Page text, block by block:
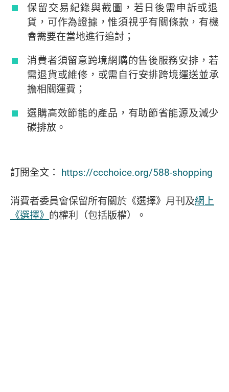
保留交易紀錄與截圖，若日後需申訴或退
貨，可作為證據，惟須視乎有關條款，有機
會需要在當地進行追討；
消費者須留意跨境網購的售後服務安排，若
需退貨或維修，或需自行安排跨境運送並承
擔相關運費；
選購高效節能的產品，有助節省能源及減少
碳排放。
訂閱全文： https://ccchoice.org/588-shopping
消費者委員會保留所有關於《選擇》月刊及網上
《選擇》 的權利（包括版權）。